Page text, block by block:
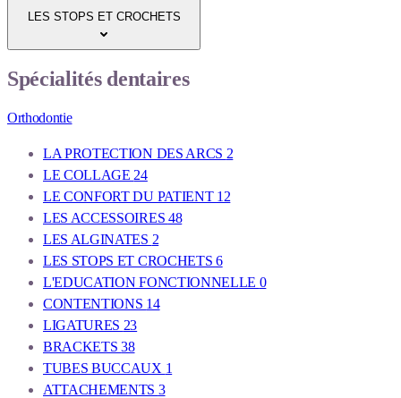
LES STOPS ET CROCHETS
Spécialités dentaires
Orthodontie
LA PROTECTION DES ARCS 2
LE COLLAGE 24
LE CONFORT DU PATIENT 12
LES ACCESSOIRES 48
LES ALGINATES 2
LES STOPS ET CROCHETS 6
L'EDUCATION FONCTIONNELLE 0
CONTENTIONS 14
LIGATURES 23
BRACKETS38
TUBES BUCCAUX 1
ATTACHEMENTS 3